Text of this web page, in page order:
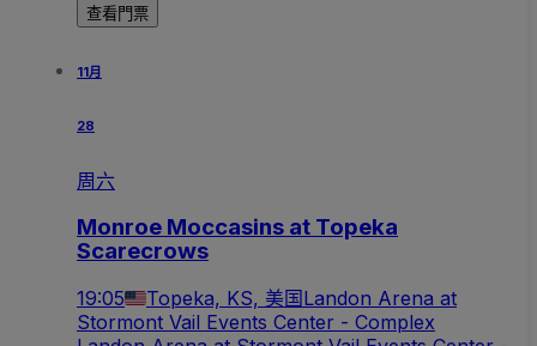
查看門票
11月
28
周六
Monroe Moccasins at Topeka
Scarecrows
19:05 Topeka, KS, 美国Landon Arena at
Stormont Vail Events Center - Complex